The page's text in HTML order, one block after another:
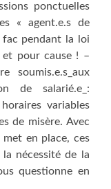
ponctuelles
« agent.e.s de
fac pendant la loi
pour cause ! –
soumis.e.s_aux
de salarié.e_:
variables
de misère. Avec
met en place, ces
nécessité de la
questionne en